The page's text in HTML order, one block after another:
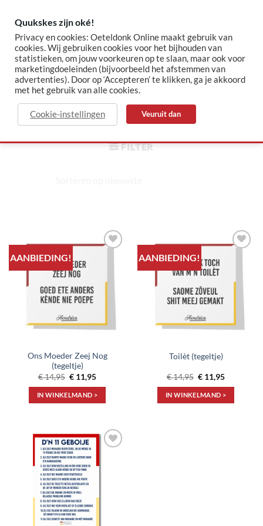
content
✓ Sinds 2015 jouw Oeteldonk-shop ✓ Veilig betalen via Mollie
wc
HOME / PRODUCTEN GETAGGED “WC”
FILTER
AANBIEDING!
Ons Moeder Zeej Nog
(tegeltje)
€14,95 Oorspronkelijke
prijs
was:
€ 14,95.
€ 11,95Huidige
€ 11,95.
IN WINKELMAND >
AANBIEDING!
verlanglijst
Toilèt (tegeltje)
€14,95 Oorspronkelijke
prijs
was:
€ 14,95.
€ 11,95Huidige
€ 11,95.
IN WINKELMAND >
Toevoegen
verlanglijst
Quukskes zijn oké!
Privacy en cookies: Oeteldonk Online maakt gebruik van
cookies. Wij gebruiken cookies voor het bijhouden van
statistieken, om jouw voorkeuren op te slaan, maar ook voor
marketingdoeleinden (bijvoorbeeld het afstemmen van
advertenties). Door op ‘Accepteren’ te klikken, ga je akkoord
met het gebruik van alle cookies.
Cookie-instellingen Veuruit dan